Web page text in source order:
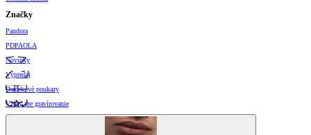
Značky
Pandora
PDPAOLA
Novinky
Výpredaj
Darčekové poukazy
Vzory pre gravírovanie